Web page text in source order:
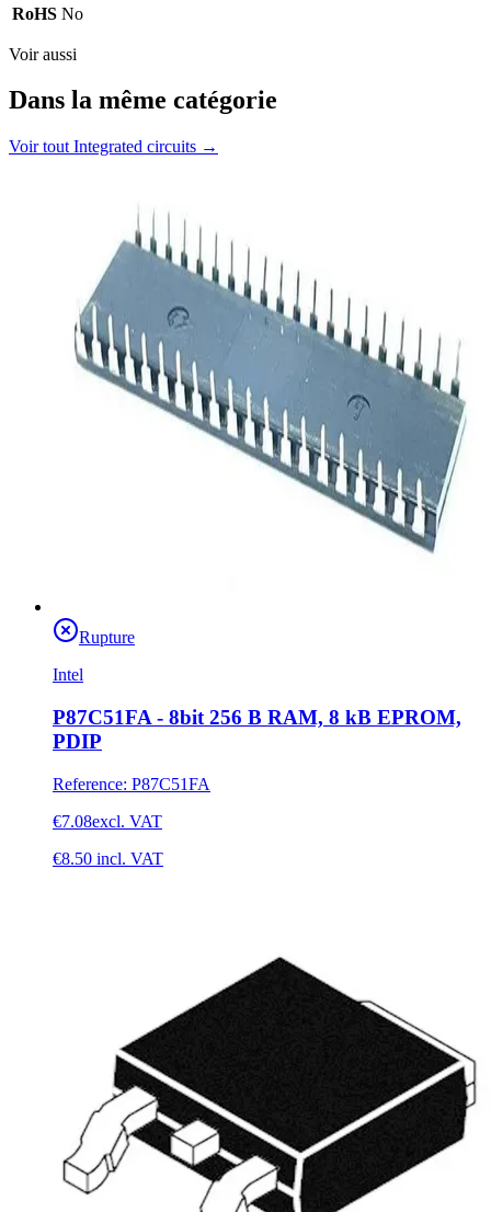
RoHS No
Voir aussi
Dans la même catégorie
Voir tout Integrated circuits →
Rupture
Intel
P87C51FA - 8bit 256 B RAM, 8 kB EPROM,
PDIP
Reference: P87C51FA
€7.08excl. VAT
€8.50 incl. VAT